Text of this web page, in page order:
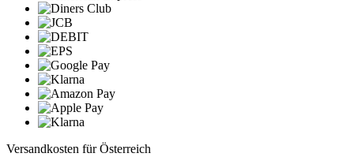
Versandkosten für Österreich